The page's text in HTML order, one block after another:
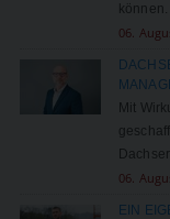
können.
06.
Mit
06.
EIN